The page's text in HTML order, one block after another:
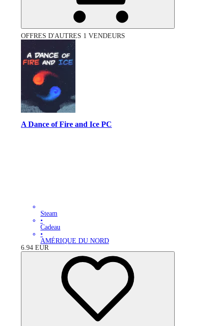
OFFRES D'AUTRES 1 VENDEURS
A Dance of Fire and Ice PC
Steam
•
Cadeau
•
AMÉRIQUE DU NORD
6.94 EUR